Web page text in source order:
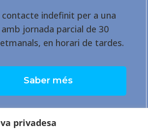
privadesa
indefinit per a una
jornada parcial de 30
en horari de tardes.
Saber més